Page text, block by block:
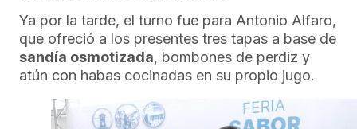
Ya por la tarde, el turno fue para Antonio Alfaro,
que ofreció a los presentes tres tapas a base de
sandía osmotizada, bombones de perdiz y
atún con habas cocinadas en su propio jugo.